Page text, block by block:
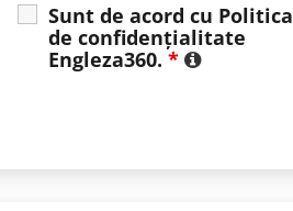
Sunt de acord cu Politica
de confidențialitate
Engleza360. *